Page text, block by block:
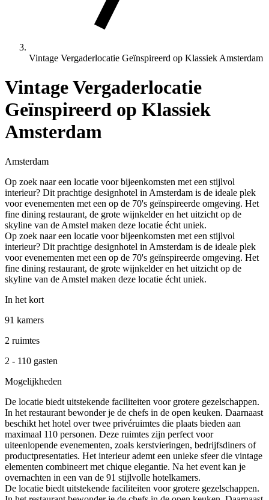
Vintage Vergaderlocatie Geïnspireerd op Klassiek Amsterdam
Vintage Vergaderlocatie
Geïnspireerd op Klassiek
Amsterdam
Amsterdam
Op zoek naar een locatie voor bijeenkomsten met een stijlvol
interieur? Dit prachtige designhotel in Amsterdam is de ideale plek
voor evenementen met een op de 70's geïnspireerde omgeving. Het
fine dining restaurant, de grote wijnkelder en het uitzicht op de
skyline van de Amstel maken deze locatie écht uniek.
Op zoek naar een locatie voor bijeenkomsten met een stijlvol
interieur? Dit prachtige designhotel in Amsterdam is de ideale plek
voor evenementen met een op de 70's geïnspireerde omgeving. Het
fine dining restaurant, de grote wijnkelder en het uitzicht op de
skyline van de Amstel maken deze locatie écht uniek.
In het kort
91 kamers
2 ruimtes
2 - 110 gasten
Mogelijkheden
De locatie biedt uitstekende faciliteiten voor grotere gezelschappen.
In het restaurant bewonder je de chefs in de open keuken. Daarnaast
beschikt het hotel over twee privéruimtes die plaats bieden aan
maximaal 110 personen. Deze ruimtes zijn perfect voor
uiteenlopende evenementen, zoals kerstvieringen, bedrijfsdiners of
productpresentaties. Het interieur ademt een unieke sfeer die vintage
elementen combineert met chique elegantie. Na het event kan je
overnachten in een van de 91 stijlvolle hotelkamers.
De locatie biedt uitstekende faciliteiten voor grotere gezelschappen.